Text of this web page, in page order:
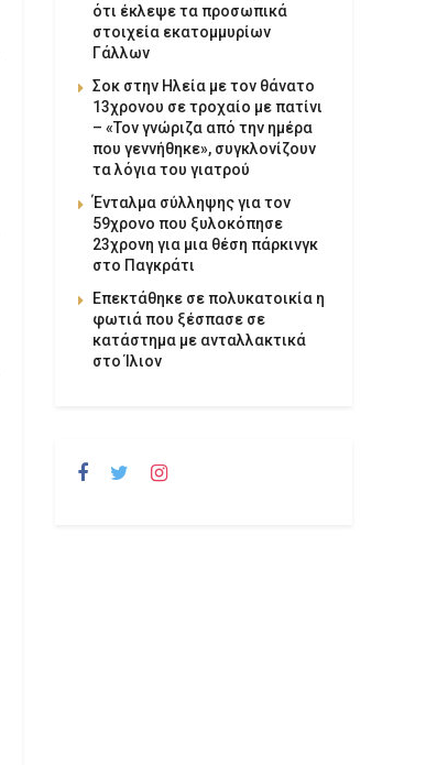
ότι έκλεψε τα προσωπικά
στοιχεία εκατομμυρίων
Γάλλων
Σοκ στην Ηλεία με τον θάνατο
13χρονου σε τροχαίο με πατίνι
– «Τον γνώριζα από την ημέρα
που γεννήθηκε», συγκλονίζουν
τα λόγια του γιατρού
Ένταλμα σύλληψης για τον
59χρονο που ξυλοκόπησε
23χρονη για μια θέση πάρκινγκ
στο Παγκράτι
Επεκτάθηκε σε πολυκατοικία η
φωτιά που ξέσπασε σε
κατάστημα με ανταλλακτικά
στο Ίλιον